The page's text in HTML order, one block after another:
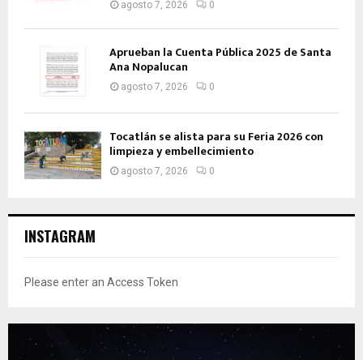
agosto 7, 2026 0
Aprueban la Cuenta Pública 2025 de Santa
Ana Nopalucan
agosto 7, 2026 0
Tocatlán se alista para su Feria 2026 con
limpieza y embellecimiento
agosto 7, 2026 0
INSTAGRAM
Please enter an Access Token